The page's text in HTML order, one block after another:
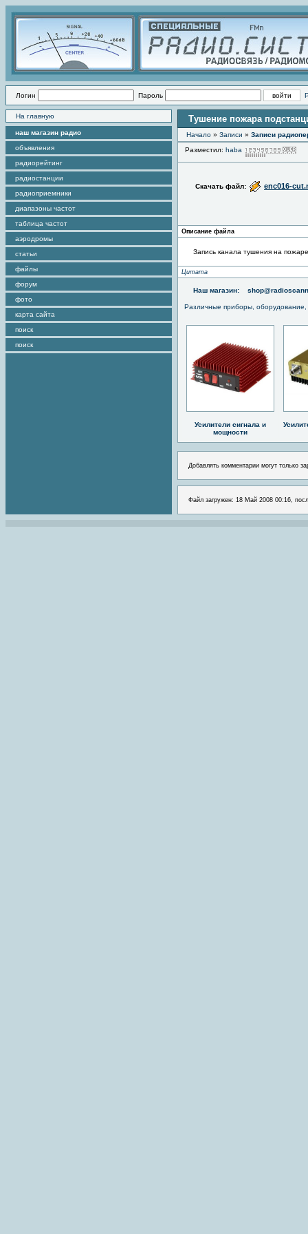
Логин Пароль
На главную
наш магазин радио
объявления
радиорейтинг
радиостанции
радиоприемники
диапазоны частот
таблица частот
аэродромы
статьи
файлы
форум
фото
карта сайта
поиск
поиск
Тушение пожара
Начало » Записи » Записи
Разместил: haba
Скачать файл: enc016-
Описание файла
Запись канала тушения на
Цитата
Наш магазин:
Различные приборы,
Усилители сигнала и
мощности
Добавлять комментарии могут только
Файл загружен: 18 Май 2008 00:16,